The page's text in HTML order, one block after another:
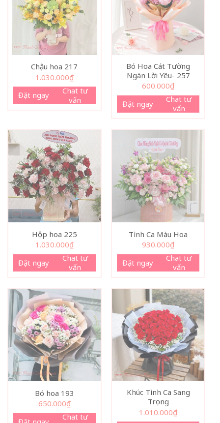
Chậu hoa 217
1.030.000₫
Đặt ngay
Chat tư
vấn
Bó Hoa Cát Tường
Ngàn Lời Yêu- 257
600.000₫
Đặt ngay
Chat tư
vấn
Hộp hoa 225
1.030.000₫
Đặt ngay
Chat tư
vấn
Tình Ca Màu Hoa
930.000₫
Đặt ngay
Chat tư
vấn
Bó hoa 193
650.000₫
Chat tư
Khúc Tình Ca Sang
Trọng
1.010.000₫